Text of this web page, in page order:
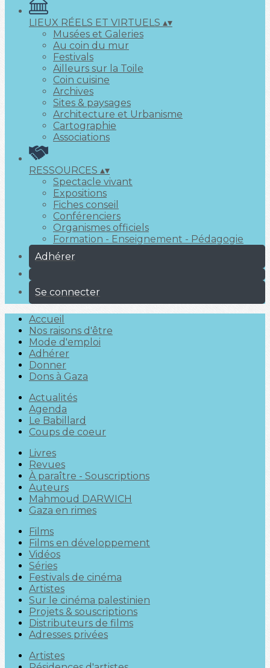
LIEUX RÉELS ET VIRTUELS ▴▾
Musées et Galeries
Au coin du mur
Festivals
Ailleurs sur la Toile
Coin cuisine
Archives
Sites & paysages
Architecture et Urbanisme
Cartographie
Associations
RESSOURCES ▴▾
Spectacle vivant
Expositions
Fiches conseil
Conférenciers
Organismes officiels
Formation - Enseignement - Pédagogie
Adhérer
Se connecter
Accueil
Nos raisons d'être
Mode d'emploi
Adhérer
Donner
Dons à Gaza
Actualités
Agenda
Le Babillard
Coups de coeur
Livres
Revues
À paraître - Souscriptions
Auteurs
Mahmoud DARWICH
Gaza en rimes
Films
Films en développement
Vidéos
Séries
Festivals de cinéma
Artistes
Sur le cinéma palestinien
Projets & souscriptions
Distributeurs de films
Adresses privées
Artistes